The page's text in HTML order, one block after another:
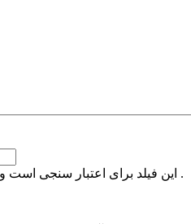
این فیلد برای اعتبار سنجی است و باید بدون تغییر باقی بماند .